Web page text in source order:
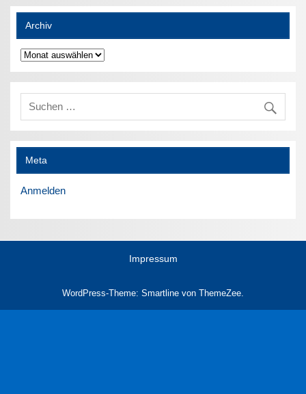
Archiv
Archiv
Meta
Anmelden
Impressum
WordPress-Theme: Smartline von ThemeZee.